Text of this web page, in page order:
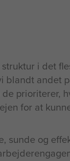
i det
blandt andet
prioriterer,
for at
sunde og